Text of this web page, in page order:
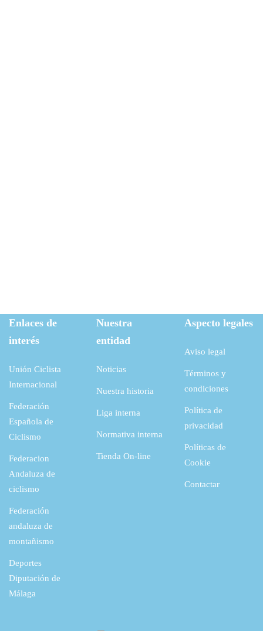
Enlaces de
interés
Unión Ciclista
Internacional
Federación
Española de
Ciclismo
Federacion
Andaluza de
ciclismo
Federación
andaluza de
montañismo
Deportes
Diputación de
Málaga
Nuestra
entidad
Noticias
Nuestra historia
Liga interna
Normativa interna
Tienda On-line
Aspecto legales
Aviso legal
Términos y
condiciones
Política de
privacidad
Políticas de
Cookie
Contactar